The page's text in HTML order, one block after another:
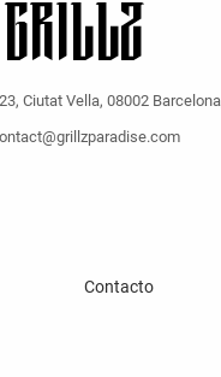
Ciutat Vella, 08002
Contacto